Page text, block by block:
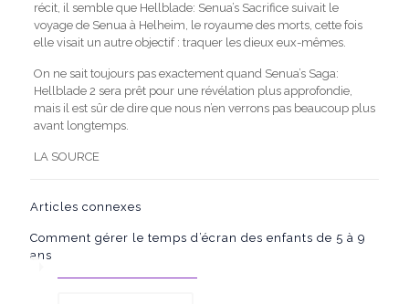
récit, il semble que Hellblade: Senua’s Sacrifice suivait le
voyage de Senua à Helheim, le royaume des morts, cette fois
elle visait un autre objectif : traquer les dieux eux-mêmes.
On ne sait toujours pas exactement quand Senua’s Saga:
Hellblade 2 sera prêt pour une révélation plus approfondie,
mais il est sûr de dire que nous n’en verrons pas beaucoup plus
avant longtemps.
LA SOURCE
Articles connexes
Comment gérer le temps d’écran des enfants de 5 à 9
ans